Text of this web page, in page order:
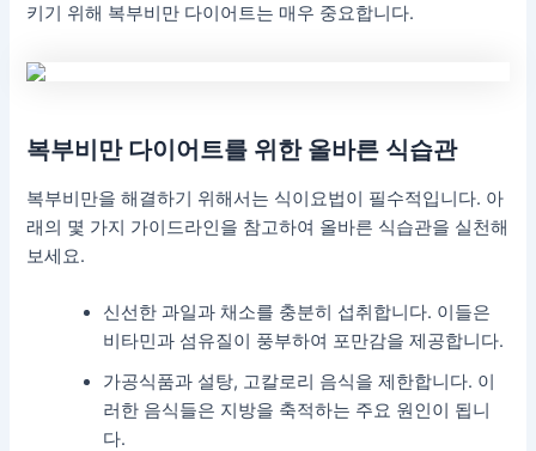
키기 위해 복부비만 다이어트는 매우 중요합니다.
복부비만 다이어트를 위한 올바른 식습관
복부비만을 해결하기 위해서는 식이요법이 필수적입니다. 아
래의 몇 가지 가이드라인을 참고하여 올바른 식습관을 실천해
보세요.
신선한 과일과 채소를 충분히 섭취합니다. 이들은
비타민과 섬유질이 풍부하여 포만감을 제공합니다.
가공식품과 설탕, 고칼로리 음식을 제한합니다. 이
러한 음식들은 지방을 축적하는 주요 원인이 됩니
다.